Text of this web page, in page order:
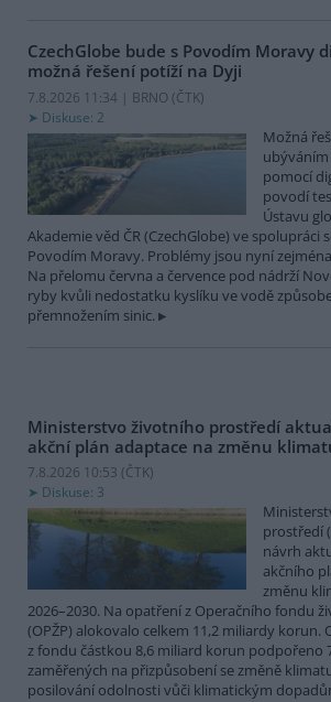
CzechGlobe bude s Povodím Moravy
možná řešení potíží na Dyji
7.8.2026 11:34 | BRNO (ČTK)
Diskuse: 2
Možná
pomocí
povodí
Ústavu
Akademie věd ČR (CzechGlobe) ve
Povodím Moravy. Problémy jsou nyní
Na přelomu června a července pod nádrží
ryby kvůli nedostatku kyslíku ve vodě
přemnožením sinic.
Ministerstvo životního prostředí
akční plán adaptace na změnu
7.8.2026 10:53 (ČTK)
Diskuse: 3
prostředí
návrh
akčního
změnu
2026–2030. Na opatření z Operačního fondu
(OPŽP) alokovalo celkem 11,2 miliardy korun.
z fondu částkou 8,6 miliard korun podpořeno
zaměřených na přizpůsobení se změně
posilování odolnosti vůči klimatickým